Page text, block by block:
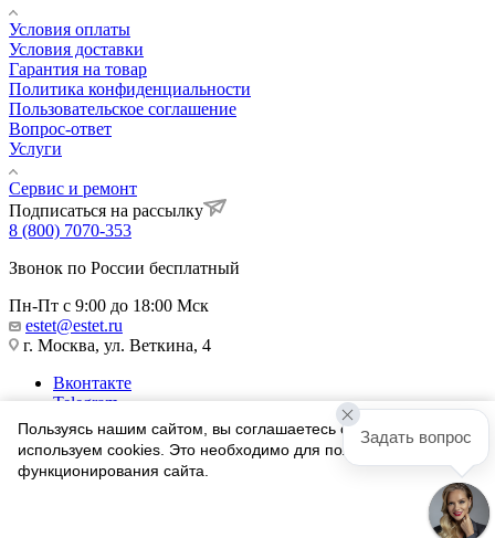
Условия оплаты
Условия доставки
Гарантия на товар
Политика конфиденциальности
Пользовательское соглашение
Вопрос-ответ
Услуги
Сервис и ремонт
Подписаться на рассылку
8 (800) 7070-353
Звонок по России бесплатный
Пн-Пт с 9:00 до 18:00 Мск
estet@estet.ru
г. Москва, ул. Веткина, 4
Вконтакте
Telegram
Одноклассники
WhatsApp
1991-2026 © Ювелирный Дом ЭСТЕТ
Пользуясь нашим сайтом, вы соглашаетесь с тем, что мы
используем cookies. Это необходимо для полноценного
функционирования сайта.
Задать вопрос